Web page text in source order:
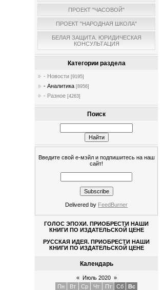
ПРОЕКТ "ЧАСОВОЙ"
ПРОЕКТ "НАРОДНАЯ ШКОЛА"
БЕЛАЯ ЗАЩИТА. ЮРИДИЧЕСКАЯ
КОНСУЛЬТАЦИЯ
Категории раздела
- Новости [9195]
- Аналитика [8956]
- Разное [4263]
Поиск
Введите свой е-мэйл и подпишитесь на наш
сайт!
Delivered by FeedBurner
ГОЛОС ЭПОХИ. ПРИОБРЕСТИ НАШИ
КНИГИ ПО ИЗДАТЕЛЬСКОЙ ЦЕНЕ
РУССКАЯ ИДЕЯ. ПРИОБРЕСТИ НАШИ
КНИГИ ПО ИЗДАТЕЛЬСКОЙ ЦЕНЕ
Календарь
« Июль 2020 »
Пн
Вт Ср Чт Пт Сб
Вс